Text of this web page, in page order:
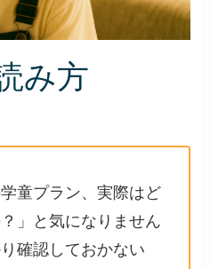
み方
童プラン、実際はど
」と気になりません
確認しておかない